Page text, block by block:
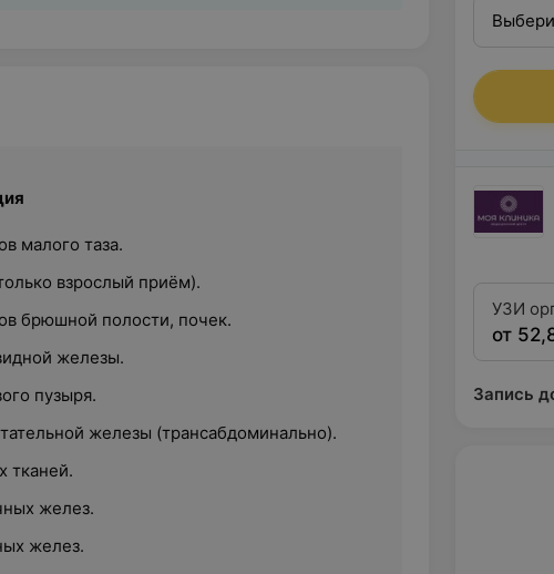
малого таза.
взрослый приём).
брюшной полости, почек.
железы.
пузыря.
железы (трансабдоминально).
тканей.
желез.
желез.
УЗИ
от
Запись